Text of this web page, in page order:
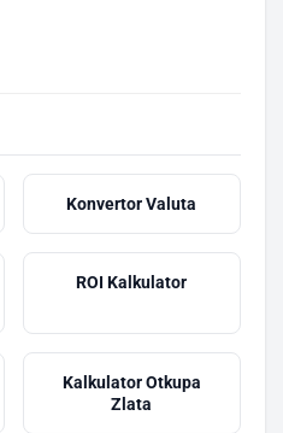
Konvertor Valuta
ROI Kalkulator
Kalkulator Otkupa
Zlata